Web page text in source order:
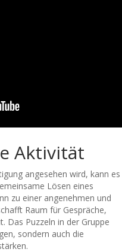
Aktivität
angesehen wird, kann es
Lösen eines
zu einer angenehmen und
Raum für Gespräche,
Das Puzzeln in der Gruppe
sondern auch die